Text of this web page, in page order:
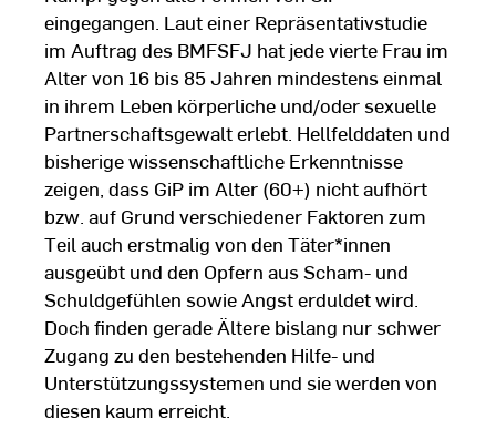
eingegangen. Laut einer Repräsentativstudie
im Auftrag des BMFSFJ hat jede vierte Frau im
Alter von 16 bis 85 Jahren mindestens einmal
in ihrem Leben körperliche und/oder sexuelle
Partnerschaftsgewalt erlebt. Hellfelddaten und
bisherige wissenschaftliche Erkenntnisse
zeigen, dass GiP im Alter (60+) nicht aufhört
bzw. auf Grund verschiedener Faktoren zum
Teil auch erstmalig von den Täter*innen
ausgeübt und den Opfern aus Scham- und
Schuldgefühlen sowie Angst erduldet wird.
Doch finden gerade Ältere bislang nur schwer
Zugang zu den bestehenden Hilfe- und
Unterstützungssystemen und sie werden von
diesen kaum erreicht.